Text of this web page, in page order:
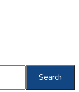
Search